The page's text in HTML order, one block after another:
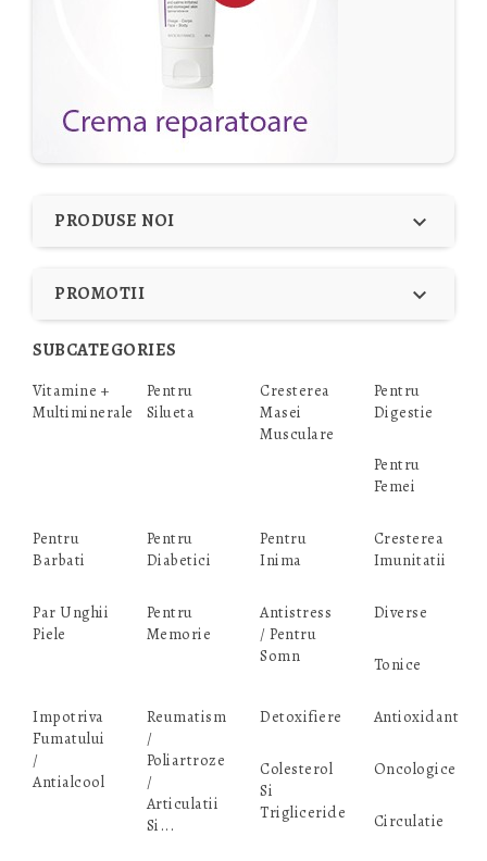
PRODUSE NOI 
PROMOTII 
SUBCATEGORIES
Vitamine +
Multiminerale
Pentru
Silueta
Cresterea
Masei
Musculare
Pentru
Digestie
Pentru
Femei
Pentru
Barbati
Pentru
Diabetici
Pentru
Inima
Cresterea
Imunitatii
Par Unghii
Piele
Pentru
Memorie
Antistress
/ Pentru
Somn
Diverse
Tonice
Impotriva
Fumatului
/
Antialcool
Reumatism
/
Poliartroze
/
Articulatii
Si...
Detoxifiere Antioxidant
Colesterol
Si
Trigliceride
Oncologice
Circulatie